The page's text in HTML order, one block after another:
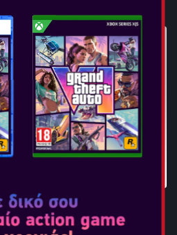
GRIP